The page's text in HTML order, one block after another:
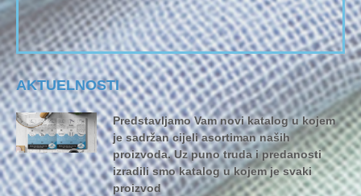
AKTUELNOSTI
Predstavljamo Vam novi katalog u kojem
je sadržan cijeli asortiman naših
proizvoda. Uz puno truda i predanosti
izradili smo katalog u kojem je svaki
proizvod